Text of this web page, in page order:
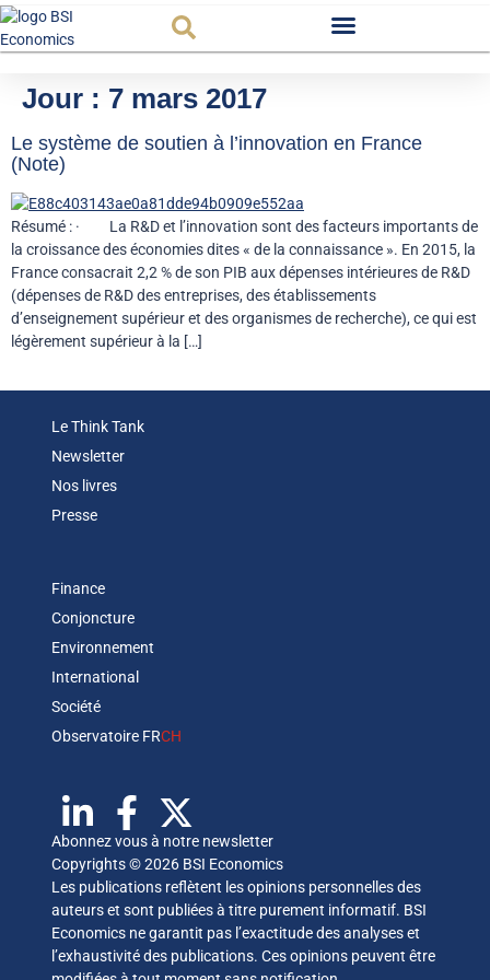
Jour : 7 mars 2017
Le système de soutien à l’innovation en France
(Note)
Résumé : · La R&D et l’innovation sont des facteurs importants de
la croissance des économies dites « de la connaissance ». En 2015, la
France consacrait 2,2 % de son PIB aux dépenses intérieures de R&D
(dépenses de R&D des entreprises, des établissements
d’enseignement supérieur et des organismes de recherche), ce qui est
légèrement supérieur à la […]
Le Think Tank
Newsletter
Nos livres
Presse
Finance
Conjoncture
Environnement
International
Société
Observatoire FRCH
Abonnez vous à notre newsletter
Copyrights © 2026 BSI Economics
Les publications reflètent les opinions personnelles des
auteurs et sont publiées à titre purement informatif. BSI
Economics ne garantit pas l’exactitude des analyses et
l’exhaustivité des publications. Ces opinions peuvent être